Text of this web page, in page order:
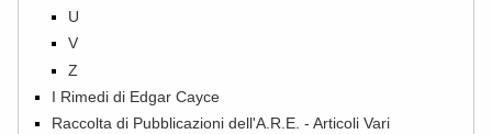
U
V
Z
I Rimedi di Edgar Cayce
Raccolta di Pubblicazioni dell'A.R.E. - Articoli Vari